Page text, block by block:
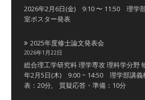
2026年2月6日(金) 9:10 〜 11:50 理学
室ポスター発表
2025年度修士論文発表会
2026年1月22日
総合理工学研究科 理学専攻 理科学分野
年2月5日(木) 9:00 ~ 14:50 理学部講義
表：20分, 質疑応答・準備：10分